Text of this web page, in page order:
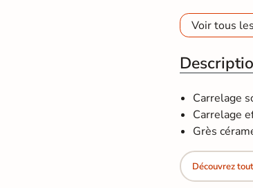
Voir tous
Carrelage
Carrelage
Grès
Découvrez